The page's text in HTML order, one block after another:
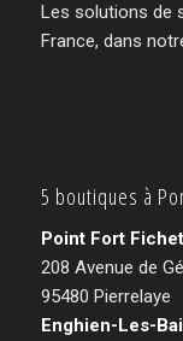
Les solutions de
France, dans
5 boutiques à
Point Fort
208 Avenue de
95480 Pierrelaye
Enghien-Les-